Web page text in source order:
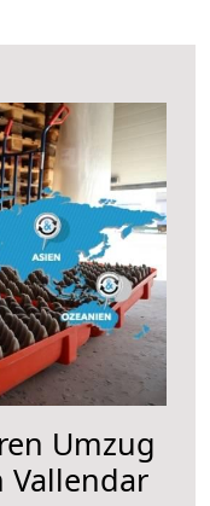
Umzug
Vallendar